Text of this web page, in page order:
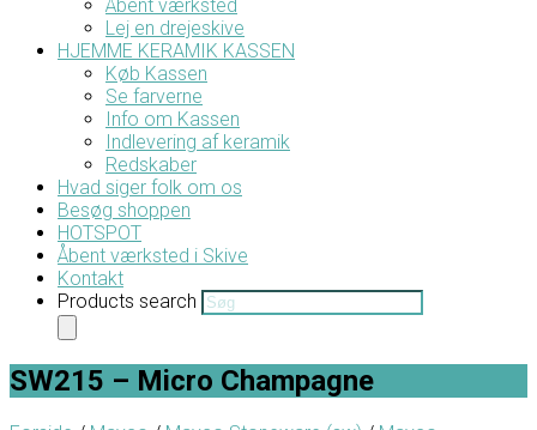
Åbent værksted
Lej en drejeskive
HJEMME KERAMIK KASSEN
Køb Kassen
Se farverne
Info om Kassen
Indlevering af keramik
Redskaber
Hvad siger folk om os
Besøg shoppen
HOTSPOT
Åbent værksted i Skive
Kontakt
Products search
SW215 – Micro Champagne